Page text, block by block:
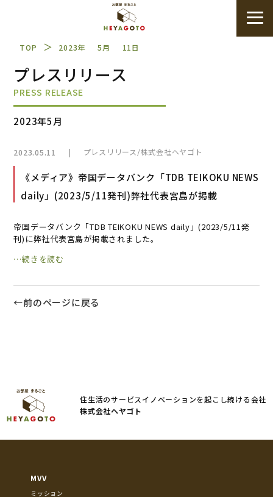
TOP ＞ 2023年 5月 11日
プレスリリース
PRESS RELEASE
2023年5月
2023.05.11 | プレスリリース /株式会社ヘヤゴト
《メディア》帝国データバンク「TDB TEIKOKU NEWS
daily」(2023/5/11発刊)弊社代表宮島が掲載
帝国データバンク「TDB TEIKOKU NEWS daily」(2023/5/11発
刊)に弊社代表宮島が掲載されました。
…続きを読む
←前のページに戻る
住生活のサービスイノベーションを起こし続ける会社
株式会社ヘヤゴト
MVV
ミッション